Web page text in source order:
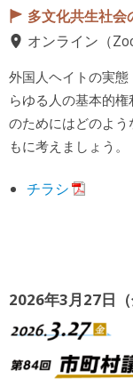
多文化共生社会
オンライン（
外国人ヘイトの実
らゆる人の基本的
のためにはどのよ
もに考えましょう。
チラシ
2026年3月27日（